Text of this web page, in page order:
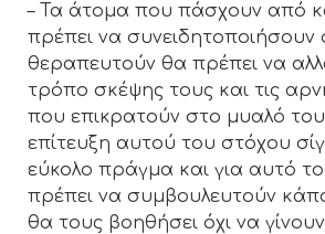
– Τα άτομα που πάσχουν από
πρέπει να συνειδητοποιήσουν
θεραπευτούν θα πρέπει να
τρόπο σκέψης τους και τις
που επικρατούν στο μυαλό
επίτευξη αυτού του στόχου
εύκολο πράγμα και για αυτό
πρέπει να συμβουλευτούν
θα τους βοηθήσει όχι να